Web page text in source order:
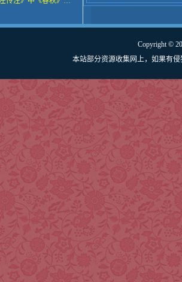
Copyright ©
本站部分资源收集网上，如果有